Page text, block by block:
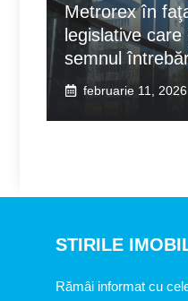
Metrorex în
legislative
semnul
februarie 11, 2026
STIRILE
Rămâi informat cu